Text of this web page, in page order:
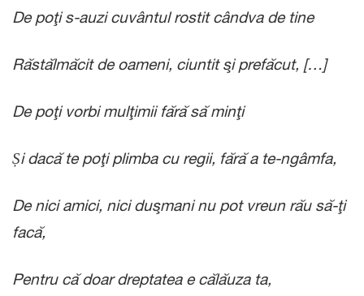
De poţi s-auzi cuvântul rostit cândva de tine
Răstălmăcit de oameni, ciuntit şi prefăcut, […]
De poţi vorbi mulţimii fără să minţi
Și dacă te poţi plimba cu regii, fără a te-ngâmfa,
De nici amici, nici duşmani nu pot vreun rău să-ţi
facă,
Pentru că doar dreptatea e călăuza ta,